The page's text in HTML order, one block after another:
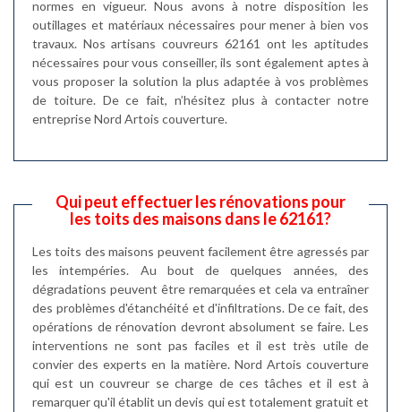
normes en vigueur. Nous avons à notre disposition les
outillages et matériaux nécessaires pour mener à bien vos
travaux. Nos artisans couvreurs 62161 ont les aptitudes
nécessaires pour vous conseiller, ils sont également aptes à
vous proposer la solution la plus adaptée à vos problèmes
de toiture. De ce fait, n’hésitez plus à contacter notre
entreprise Nord Artois couverture.
Qui peut effectuer les rénovations pour
les toits des maisons dans le 62161?
Les toits des maisons peuvent facilement être agressés par
les intempéries. Au bout de quelques années, des
dégradations peuvent être remarquées et cela va entraîner
des problèmes d'étanchéité et d'infiltrations. De ce fait, des
opérations de rénovation devront absolument se faire. Les
interventions ne sont pas faciles et il est très utile de
convier des experts en la matière. Nord Artois couverture
qui est un couvreur se charge de ces tâches et il est à
remarquer qu'il établit un devis qui est totalement gratuit et